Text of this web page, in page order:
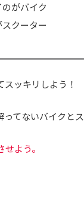
がバイク
クーター
スッキリしよう！
ってないバイクと
よう。